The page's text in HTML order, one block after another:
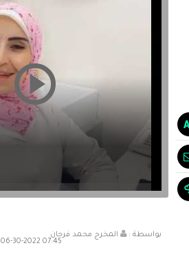
بواسطة :
المخرج محمد فرحان
06-30-2022 07:45 مساءً